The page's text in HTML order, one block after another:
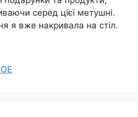
серед цієї метушні.
я вже накривала на стіл.